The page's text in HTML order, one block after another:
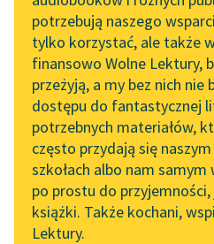
Byliśmy częścią AI Impact
Lab
Zapraszamy na spotkanie
online z tłumaczkami
literatury skandynawskiej
Spotkanie z Katarzyną
Tunkiel w Oslo
102. lata temu zmarł
Joseph Conrad
potrzebują naszego
tylko korzystać, ale także
finansowo Wolne Lektury,
przeżyją, a my bez nich nie
dostępu do fantastycznej
potrzebnych materiałów,
często przydają się
szkołach albo nam samym
po prostu do
książki. Także kochani,
Lektury.